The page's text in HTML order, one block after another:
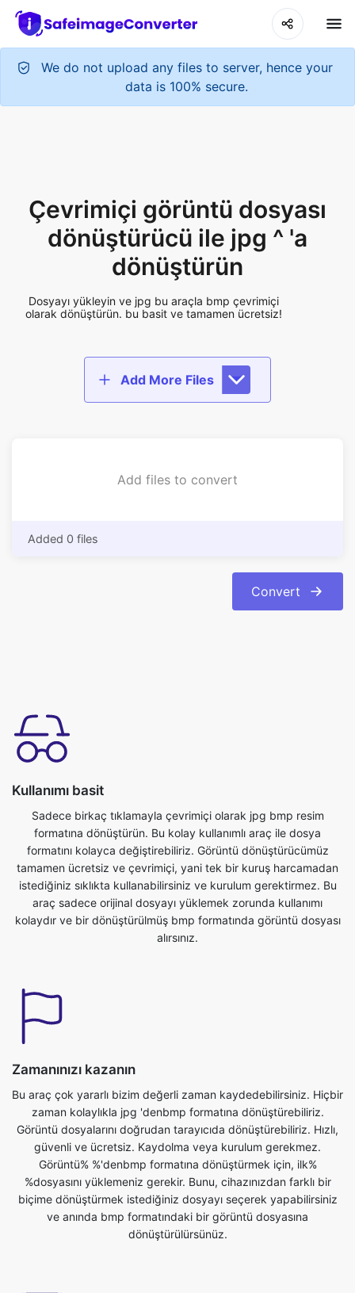
We do not upload any files to server, hence your
data is 100% secure.
dönüştürün
Dosyayı yükleyin ve jpg bu araçla bmp çevrimiçi
olarak dönüştürün. bu basit ve tamamen ücretsiz!
Add More Files
Kullanımı basit
Sadece birkaç tıklamayla çevrimiçi olarak jpg bmp resim
formatına dönüştürün. Bu kolay kullanımlı araç ile dosya
formatını kolayca değiştirebiliriz. Görüntü dönüştürücümüz
tamamen ücretsiz ve çevrimiçi, yani tek bir kuruş harcamadan
istediğiniz sıklıkta kullanabilirsiniz ve kurulum gerektirmez. Bu
araç sadece orijinal dosyayı yüklemek zorunda kullanımı
kolaydır ve bir dönüştürülmüş bmp formatında görüntü dosyası
alırsınız.
Zamanınızı kazanın
Bu araç çok yararlı bizim değerli zaman kaydedebilirsiniz. Hiçbir
Görüntü dosyalarını doğrudan tarayıcıda dönüştürebiliriz. Hızlı,
güvenli ve ücretsiz. Kaydolma veya kurulum gerekmez.
Görüntü% %'denbmp formatına dönüştürmek için, ilk%
%dosyasını yüklemeniz gerekir. Bunu, cihazınızdan farklı bir
biçime dönüştürmek istediğiniz dosyayı seçerek yapabilirsiniz
ve anında bmp formatındaki bir görüntü dosyasına
dönüştürülürsünüz.